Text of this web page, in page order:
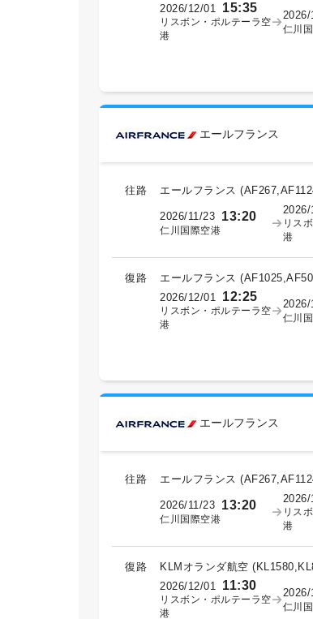
2026/12/01
15:35
リスボン・ポルテーラ空
港
2026/
仁川
エールフランス
往路 エールフランス (
2026/11/23 13:20
仁川国際空港
2026/
リス
港
復路 エールフランス (
2026/12/01
12:25
リスボン・ポルテーラ空
港
2026/
仁川
エールフランス
往路 エールフランス (
2026/11/23 13:20
仁川国際空港
2026/
リス
港
復路 KLMオランダ航空 (
2026/12/01
11:30
リスボン・ポルテーラ空
港
2026/
仁川